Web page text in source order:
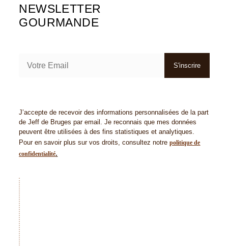
NEWSLETTER
GOURMANDE
S'inscrire
J’accepte de recevoir des informations personnalisées de la part
de Jeff de Bruges par email. Je reconnais que mes données
peuvent être utilisées à des fins statistiques et analytiques.
Pour en savoir plus sur vos droits, consultez notrepolitique de
confidentialité.